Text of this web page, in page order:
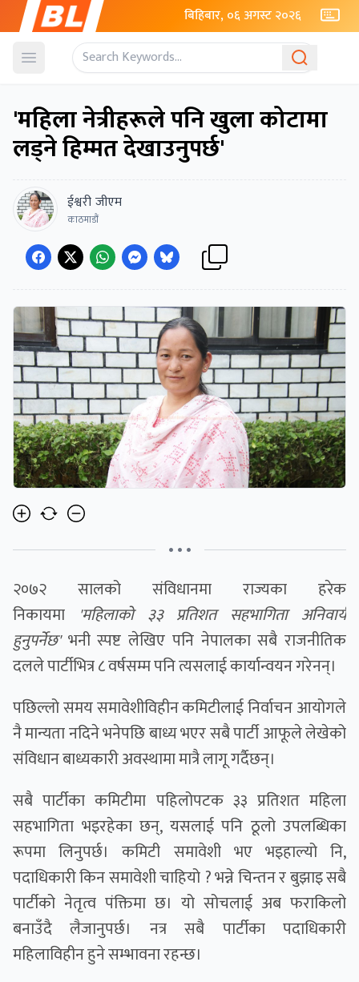
बिहिबार, ०६ अगस्ट २०२६
Open menu
'महिला नेत्रीहरूले पनि खुला कोटामा
लड्ने हिम्मत देखाउनुपर्छ'
ईश्वरी जीएम
काठमाडौं
• • •
२०७२ सालको संविधानमा राज्यका हरेक
निकायमा 'महिलाको ३३ प्रतिशत सहभागिता अनिवार्य
हुनुपर्नेछ' भनी स्पष्ट लेखिए पनि नेपालका सबै राजनीतिक
दलले पार्टीभित्र ८ वर्षसम्म पनि त्यसलाई कार्यान्वयन गरेनन्।
पछिल्लो समय समावेशीविहीन कमिटीलाई निर्वाचन आयोगले
नै मान्यता नदिने भनेपछि बाध्य भएर सबै पार्टी आफूले लेखेको
संविधान बाध्यकारी अवस्थामा मात्रै लागू गर्दैछन्।
सबै पार्टीका कमिटीमा पहिलोपटक ३३ प्रतिशत महिला
सहभागिता भइरहेका छन्, यसलाई पनि ठूलो उपलब्धिका
रूपमा लिनुपर्छ। कमिटी समावेशी भए भइहाल्यो नि,
पदाधिकारी किन समावेशी चाहियो ? भन्ने चिन्तन र बुझाइ सबै
पार्टीको नेतृत्व पंक्तिमा छ। यो सोचलाई अब फराकिलो
बनाउँदै लैजानुपर्छ। नत्र सबै पार्टीका पदाधिकारी
महिलाविहीन हुने सम्भावना रहन्छ।